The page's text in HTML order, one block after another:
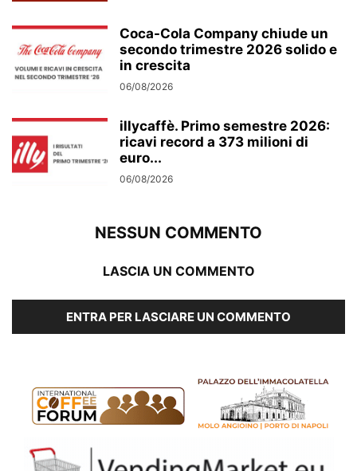
Coca-Cola Company chiude un
secondo trimestre 2026 solido e
in crescita
06/08/2026
illycaffè. Primo semestre 2026:
ricavi record a 373 milioni di
euro...
06/08/2026
NESSUN COMMENTO
LASCIA UN COMMENTO
ENTRA PER LASCIARE UN COMMENTO